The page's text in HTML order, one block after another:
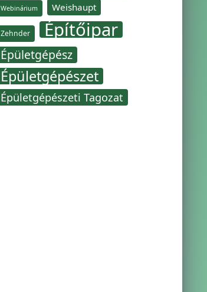
Webinárium Weishaupt
Zehnder Építőipar
Épületgépész
Épületgépészet
Épületgépészeti Tagozat